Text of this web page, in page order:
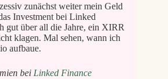
zunächst weiter mein Geld
Investment bei Linked
gut über all die Jahre, ein XIRR
klagen. Mal sehen, wann ich
aufbaue.
bei Linked Finance